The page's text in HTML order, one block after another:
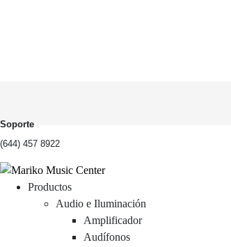
Soporte
(644) 457 8922
Productos
Audio e Iluminación
Amplificador
Audífonos